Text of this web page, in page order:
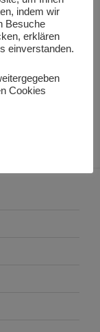
indem wir
Besuche
erklären
einverstanden.
Cookies